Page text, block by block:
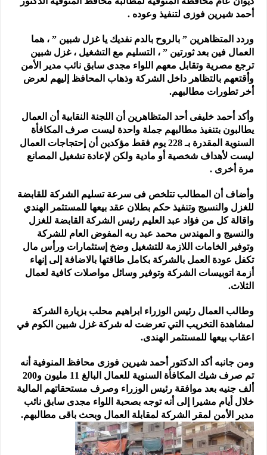
أحمد شيرين فوزى لتنفيذ وعوده .
وردد المتظاهرين ” بالروح بالدم نفديك يا غزل شبين ” ، هما
العمال فين بعد ثورتين ” ، التسليم مع التشغيل ، غزل شبين
ترجع مصرية وتقابل معهم اللواء مجدى سابق نائب مدير الأمن
وأقتعهم بالتظاهر داخل الشركة وذهاب المحافظ إليهم لعرض
أخر تطورات مطالبهم.
وأكد أحمد خليفى أحد المتظاهرين أن اللجنة النقابية أن العمال
يطالبون بتنفيذ مطالبهم جملة واحدة ليست صرف المكافأة
السنوية المقدرة بـ 228 يوم فقط مؤكدين أن إحتجاجات العمال
ليست لأهداف شخصية أو مادية ولكن لإعادة تشغيل المصانع
مرة أخرى .
وأضاف أن المطالب تتلخص فى سرعة تسليم الشركة للقابضة
للغزل والنسيج وتنفيذ حكم بطلان عقد بيعها للمستثمر الهندي
واقالة كل من فؤاد عبد العليم رئيس الشركة القابضة للغزل
والنسيج و المهندس محمد عبد ربه المفوض العام للشركة
وتوفير الخامات اللازمة للتشغيل وضخ إستثمارات ورأس مال
تكفل عودة العمل بالشركة بكامل طاقتها بالاضافة إلى إنهاء
أزمة اتوبيسات الشركة وتوفير وسائل مواصلات كافية لعمال
الثلاث.
وطالب العمال رئيس الوزراء ابراهيم محلب بزيارة الشركة
لمشاهدة التخريب التي تعرضت له شركة غزل شبين الكوم في
اعقاب بيعها للمستثمر الهندى.
ومن جانبه أكد الدكتور أحمد شيرين فوزى محافظ المنوفية أنه
تم صرف شيك المكافأة السنوية للعمال البالغ 11 مليون و200
ألف جنيه بعد موافقة رئيس الوزراء وصرف مستحقاتهم المالية
خلال أيام مشيرا إلى أنه توجه بصحبة اللواء مجدى سابق نائب
مدير الأمن لمقر الشركة لمقابلة العمال وبحث باقى مطالبهم.